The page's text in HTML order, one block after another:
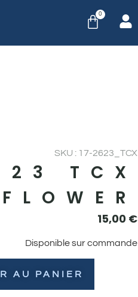
0
SKU : 17-2623_TCX
TCX
15,00 €
Disponible sur commande
AU PANIER